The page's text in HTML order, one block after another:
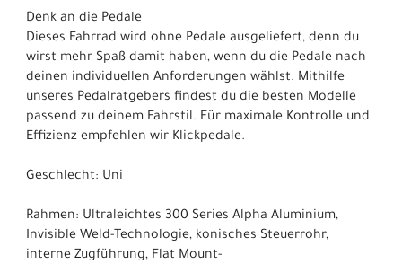
Denk an die Pedale
Dieses Fahrrad wird ohne Pedale ausgeliefert, denn du
wirst mehr Spaß damit haben, wenn du die Pedale nach
deinen individuellen Anforderungen wählst. Mithilfe
unseres Pedalratgebers findest du die besten Modelle
passend zu deinem Fahrstil. Für maximale Kontrolle und
Effizienz empfehlen wir Klickpedale.
Geschlecht: Uni
Rahmen: Ultraleichtes 300 Series Alpha Aluminium,
Invisible Weld-Technologie, konisches Steuerrohr,
interne Zugführung, Flat Mount-